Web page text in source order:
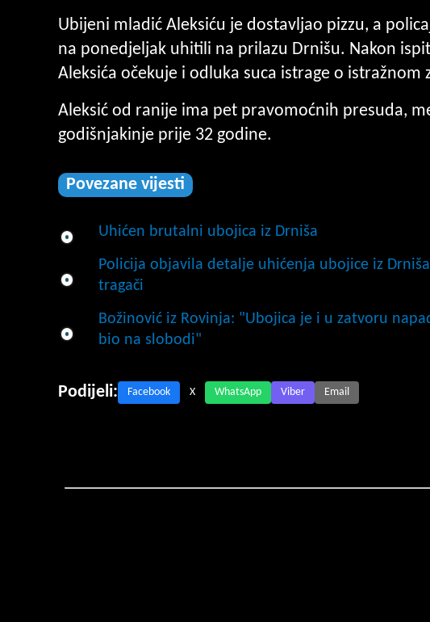
Ubijeni mladić Aleksiću je dostavljao pizzu, a
na ponedjeljak uhitili na prilazu Drnišu. Nakon
Aleksića očekuje i odluka suca istrage o istražnom
Aleksić od ranije ima pet pravomoćnih presuda,
godišnjakinje prije 32 godine.
Povezane vijesti
Uhićen brutalni ubojica iz Drniša
Policija objavila detalje uhićenja ubojice iz
tragači
Božinović iz Rovinja: "Ubojica je i u zatvoru
bio na slobodi"
Podijeli: Facebook X WhatsApp Viber Email